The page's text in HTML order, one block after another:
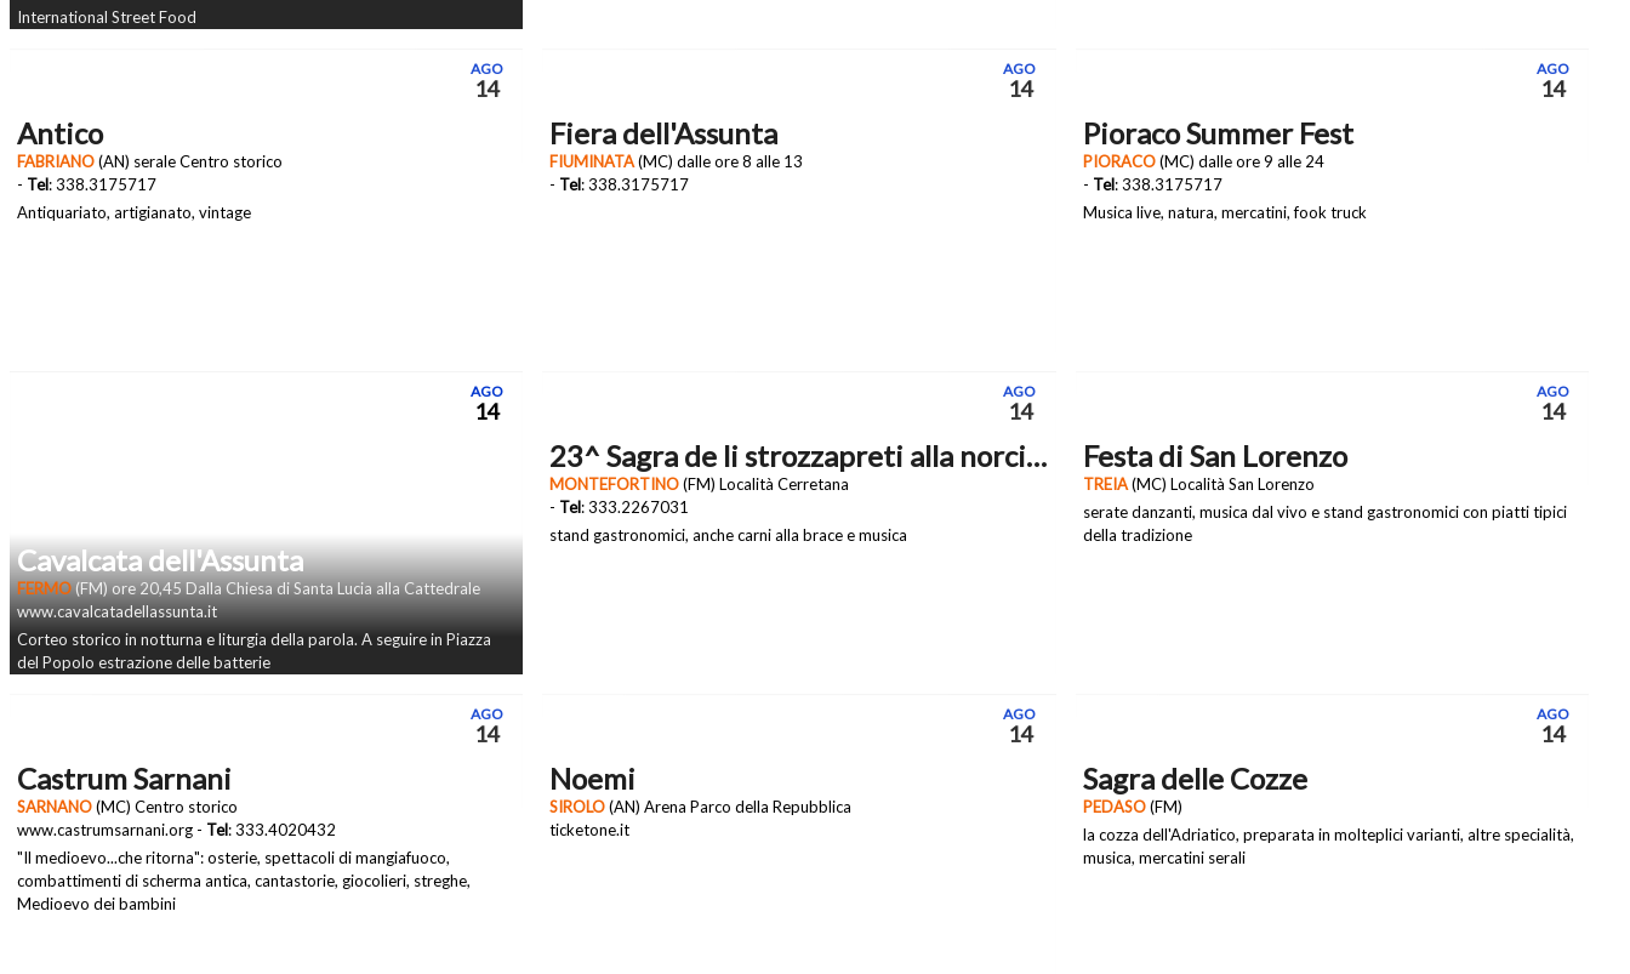
International Street Food
AGO
14
Antico
FABRIANO(AN) serale Centro storico
- Tel: 338.3175717
Antiquariato, artigianato, vintage
AGO
14
Fiera dell'Assunta
FIUMINATA(MC) dalle ore 8 alle 13
- Tel: 338.3175717
AGO
14
Pioraco Summer Fest
PIORACO(MC) dalle ore 9 alle 24
- Tel: 338.3175717
Musica live, natura, mercatini, fook truck
AGO
14
Cavalcata dell'Assunta
FERMO(FM) ore 20,45 Dalla Chiesa di Santa Lucia alla Cattedrale
www.cavalcatadellassunta.it
Corteo storico in notturna e liturgia della parola. A seguire in Piazza
del Popolo estrazione delle batterie
AGO
14
23^ Sagra de li strozzapreti alla norcina
MONTEFORTINO(FM) Località Cerretana
- Tel: 333.2267031
stand gastronomici, anche carni alla brace e musica
AGO
14
Festa di San Lorenzo
TREIA(MC) Località San Lorenzo
serate danzanti, musica dal vivo e stand gastronomici con piatti tipici
della tradizione
AGO
14
Castrum Sarnani
SARNANO(MC) Centro storico
www.castrumsarnani.org - Tel: 333.4020432
"Il medioevo...che ritorna": osterie, spettacoli di mangiafuoco,
combattimenti di scherma antica, cantastorie, giocolieri, streghe,
Medioevo dei bambini
AGO
14
Noemi
SIROLO(AN) Arena Parco della Repubblica
ticketone.it
AGO
14
Sagra delle Cozze
PEDASO(FM)
la cozza dell'Adriatico, preparata in molteplici varianti, altre specialità,
musica, mercatini serali